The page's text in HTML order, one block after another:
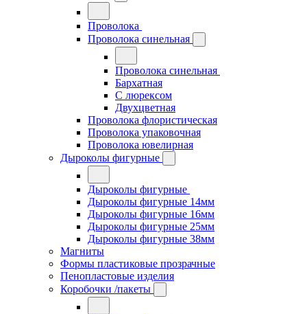
Проволока
Проволока синельная
Проволока синельная
Бархатная
С люрексом
Двухцветная
Проволока флористическая
Проволока упаковочная
Проволока ювелирная
Дыроколы фигурные
Дыроколы фигурные
Дыроколы фигурные 14мм
Дыроколы фигурные 16мм
Дыроколы фигурные 25мм
Дыроколы фигурные 38мм
Магниты
Формы пластиковые прозрачные
Пенопластовые изделия
Коробочки /пакеты